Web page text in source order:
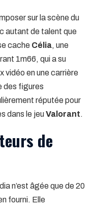
sur la scène du
autant de talent que
cache Célia, une
1m66, qui a su
vidéo en une carrière
des figures
réputée pour
dans le jeuValorant.
de
n’est âgée que de 20
fourni. Elle